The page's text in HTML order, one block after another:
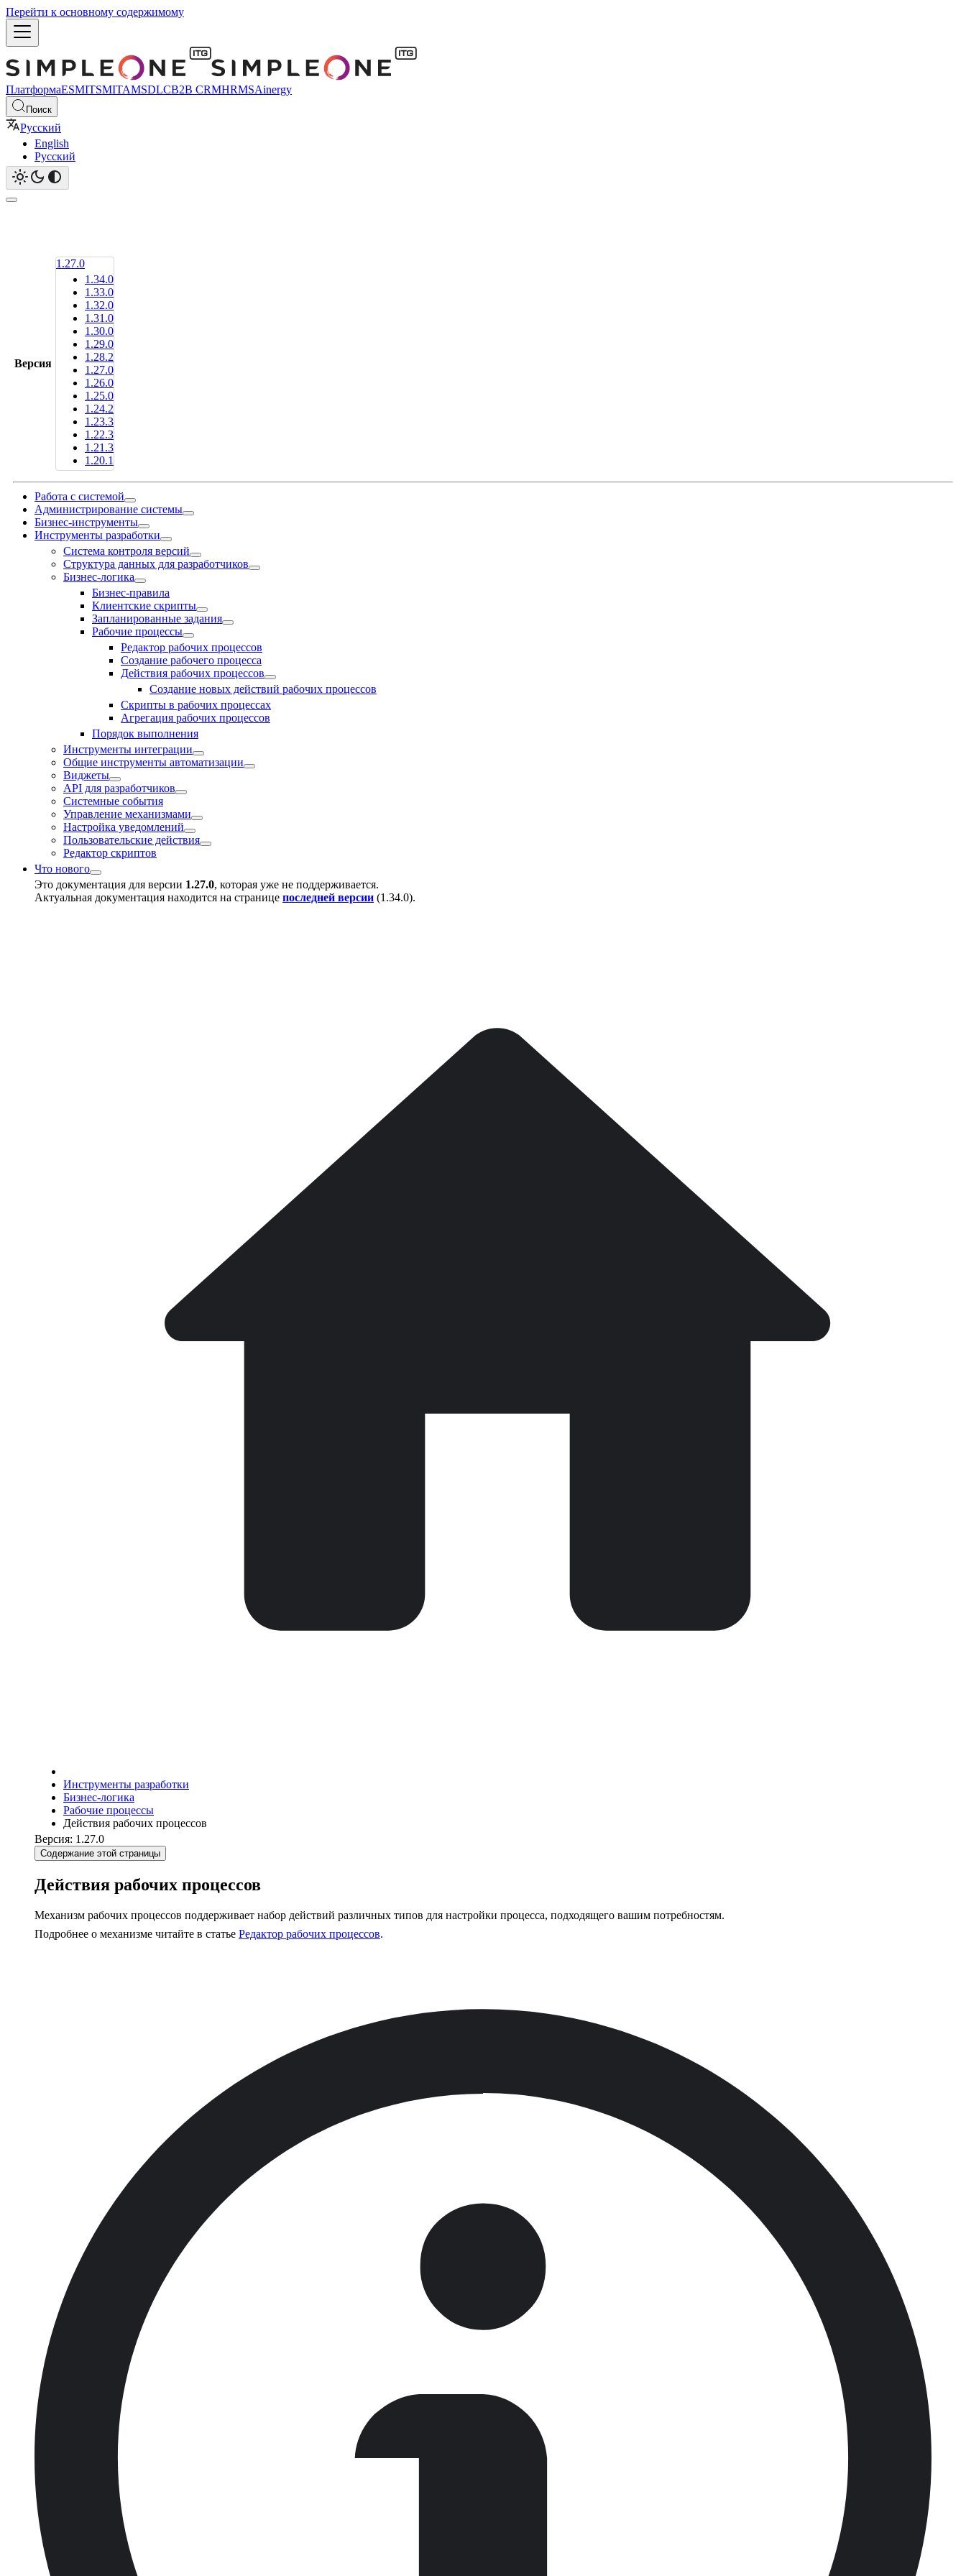
Перейти к основному содержимому
ПлатформаESMITSMITAMSDLCB2B CRMHRMSAinergy
Поиск
Русский
English
Русский
Версия
1.27.0
1.34.0
1.33.0
1.32.0
1.31.0
1.30.0
1.29.0
1.28.2
1.27.0
1.26.0
1.25.0
1.24.2
1.23.3
1.22.3
1.21.3
1.20.1
Работа с системой
Администрирование системы
Бизнес-инструменты
Инструменты разработки
Система контроля версий
Структура данных для разработчиков
Бизнес-логика
Бизнес-правила
Клиентские скрипты
Запланированные задания
Рабочие процессы
Редактор рабочих процессов
Создание рабочего процесса
Действия рабочих процессов
Создание новых действий рабочих процессов
Скрипты в рабочих процессах
Агрегация рабочих процессов
Порядок выполнения
Инструменты интеграции
Общие инструменты автоматизации
Виджеты
API для разработчиков
Системные события
Управление механизмами
Настройка уведомлений
Пользовательские действия
Редактор скриптов
Что нового
Это документация для версии 1.27.0, которая уже не поддерживается.
Актуальная документация находится на странице последней версии (1.34.0).
Инструменты разработки
Бизнес-логика
Рабочие процессы
Действия рабочих процессов
Версия: 1.27.0
Содержание этой страницы
Действия рабочих процессов
Механизм рабочих процессов поддерживает набор действий различных типов для настройки процесса, подходящего вашим потребностям.
Подробнее о механизме читайте в статье Редактор рабочих процессов.